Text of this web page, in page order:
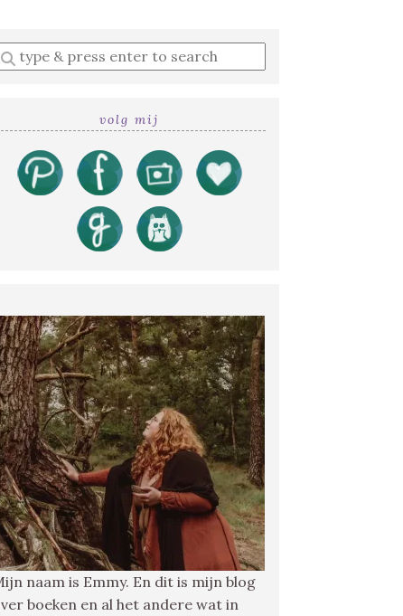
Enter
volg mij
naam is Emmy. En dit is mijn blog
boeken en al het andere wat in